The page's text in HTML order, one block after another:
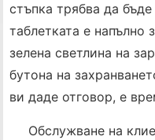
стъпка трябва да
таблетката е напълно
зелена светлина на
бутона на
ви даде отговор, е
Обслужване на